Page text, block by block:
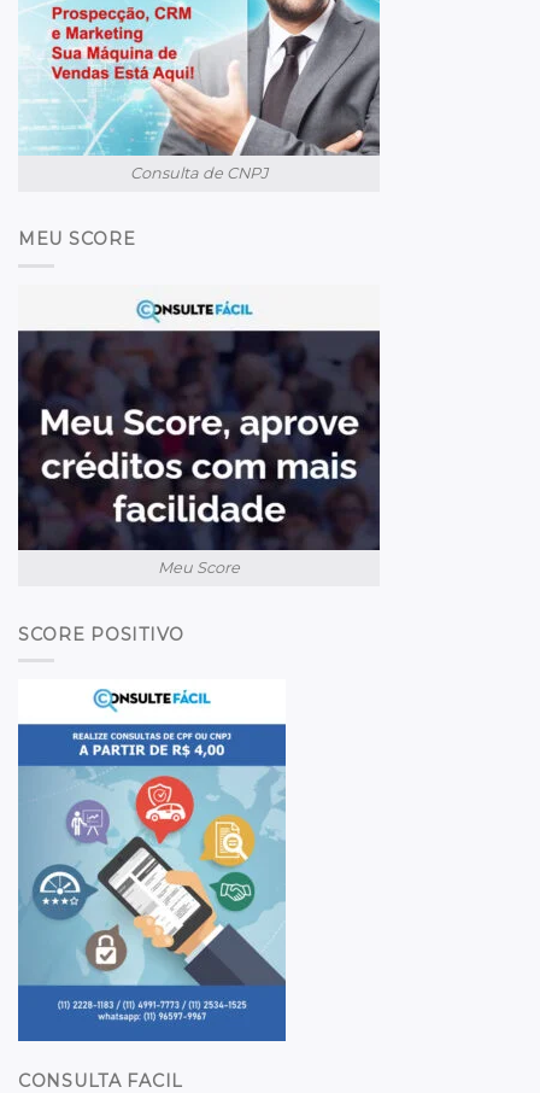
Consulta de CNPJ
MEU SCORE
Meu Score
SCORE POSITIVO
CONSULTA FACIL